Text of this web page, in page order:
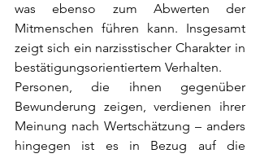
was ebenso zum Abwerten der
Mitmenschen führen kann. Insgesamt
zeigt sich ein narzisstischer Charakter in
bestätigungsorientiertem Verhalten.
Personen, die ihnen gegenüber
Bewunderung zeigen, verdienen ihrer
Meinung nach Wertschätzung – anders
hingegen ist es in Bezug auf die